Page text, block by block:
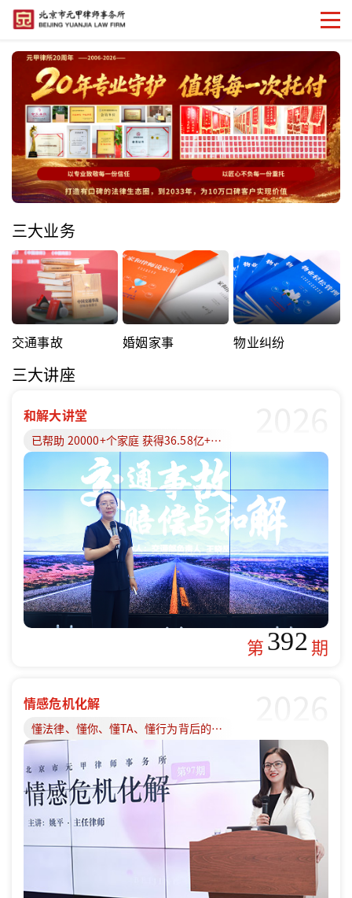
三大业务
交通事故 婚姻家事 物业纠纷
三大讲座
和解大讲堂
已帮助 20000+个家庭 获得36.58亿+赔偿款
第392期
情感危机化解
懂法律、懂你、懂TA、懂行为背后的原因